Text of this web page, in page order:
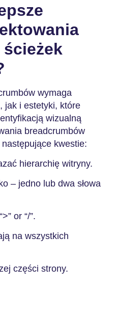
wymaga
jak i estetyki, które
wizualną
breadcrumbów
kwestie:
hierarchię witryny.
– jedno lub dwa słowa
or “/”.
na wszystkich
części strony.